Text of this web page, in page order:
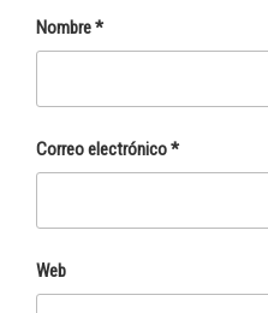
Nombre*
Correo electrónico*
Web